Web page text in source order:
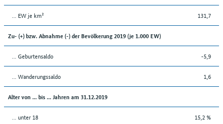
... EW je km² 131,7
Zu- (+) bzw. Abnahme (-) der Bevölkerung 2019 (je 1.000 EW)
... Geburtensaldo -5,9
... Wanderungssaldo 1,6
Alter von ... bis ... Jahren am 31.12.2019
... unter 18 15,2 %